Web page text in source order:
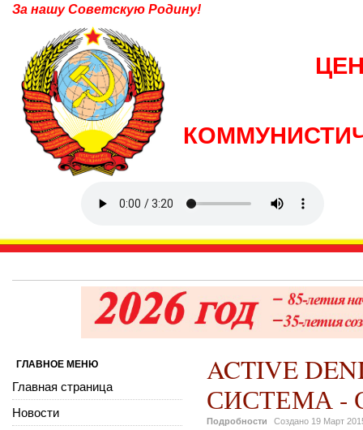
За нашу Советскую Родину!
ACTIVE
СИСТЕМА -
Подробности Создано 19 Март
ГЛАВНОЕ МЕНЮ
Главная страница
Новости